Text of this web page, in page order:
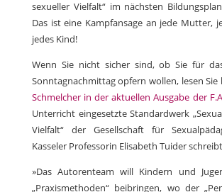
sexueller Vielfalt“ im nächsten
Das ist eine Kampfansage an jede Mutter,
jedes Kind!
Wenn Sie nicht sicher sind, ob Sie für
Sonntagnachmittag opfern wollen, lesen
Schmelcher in der aktuellen Ausgabe der
Unterricht eingesetzte Standardwerk
Vielfalt“ der Gesellschaft für
Kasseler Professorin Elisabeth Tuider
»Das Autorenteam will Kindern und
„Praxismethoden“ beibringen, wo der